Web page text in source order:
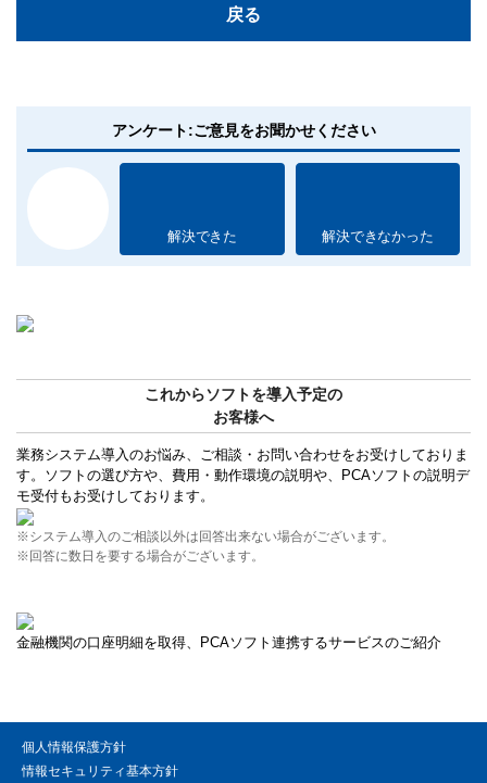
戻る
アンケート:ご意見をお聞かせください
解決できた 解決できなかった
これからソフトを導入予定の
お客様へ
業務システム導入のお悩み、ご相談・お問い合わせをお受けしておりま
す。ソフトの選び方や、費用・動作環境の説明や、PCAソフトの説明デ
モ受付もお受けしております。
※システム導入のご相談以外は回答出来ない場合がございます。
※回答に数日を要する場合がございます。
金融機関の口座明細を取得、PCAソフト連携するサービスのご紹介
個人情報保護方針
情報セキュリティ基本方針